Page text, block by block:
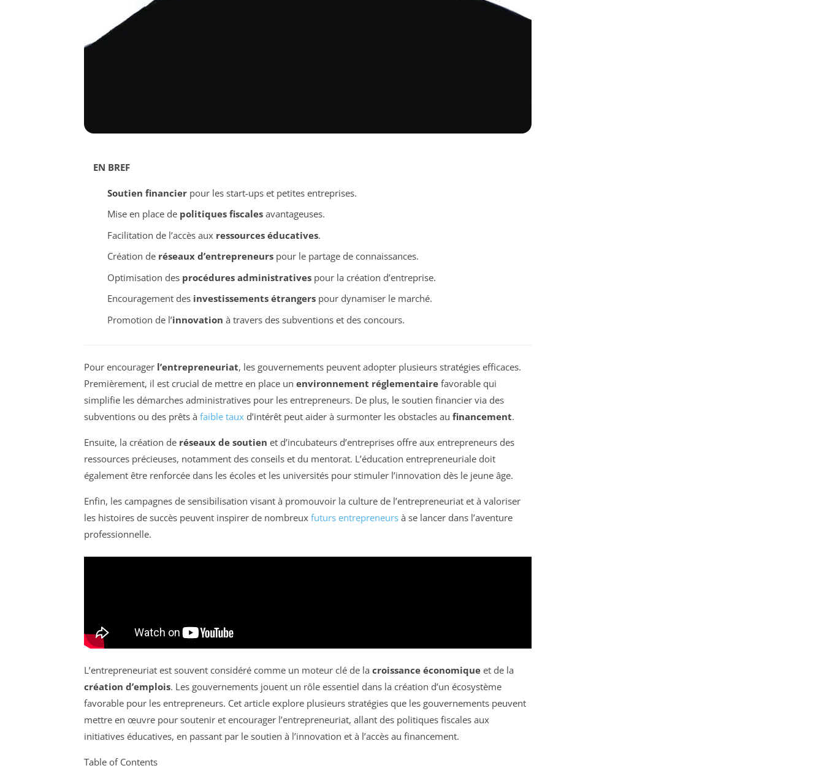
EN BREF
Soutien financierpour les start-ups et petites entreprises.
Mise en place de politiques fiscalesavantageuses.
Facilitation de l’accès aux ressources éducatives.
Création de réseaux d’entrepreneurspour le partage de connaissances.
Optimisation des procédures administrativespour la création d’entreprise.
Encouragement des investissements étrangerspour dynamiser le marché.
Promotion de l’innovation à travers des subventions et des concours.
Pour encourager l’entrepreneuriat, les gouvernements peuvent adopter plusieurs stratégies efficaces.
Premièrement, il est crucial de mettre en place un environnement réglementaire favorable qui
simplifie les démarches administratives pour les entrepreneurs. De plus, le soutien financier via des
subventions ou des prêts à faible taux d’intérêt peut aider à surmonter les obstacles au financement.
Ensuite, la création de réseaux de soutien et d’incubateurs d’entreprises offre aux entrepreneurs des
ressources précieuses, notamment des conseils et du mentorat. L’éducation entrepreneuriale doit
également être renforcée dans les écoles et les universités pour stimuler l’innovation dès le jeune âge.
Enfin, les campagnes de sensibilisation visant à promouvoir la culture de l’entrepreneuriat et à valoriser
les histoires de succès peuvent inspirer de nombreux futurs entrepreneurs à se lancer dans l’aventure
professionnelle.
L’entrepreneuriat est souvent considéré comme un moteur clé de la croissance économique et de la
création d’emplois. Les gouvernements jouent un rôle essentiel dans la création d’un écosystème
favorable pour les entrepreneurs. Cet article explore plusieurs stratégies que les gouvernements peuvent
mettre en œuvre pour soutenir et encourager l’entrepreneuriat, allant des politiques fiscales aux
initiatives éducatives, en passant par le soutien à l’innovation et à l’accès au financement.
Table of Contents